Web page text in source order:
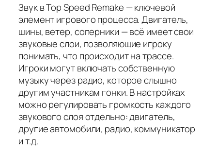
Звук в Top Speed Remake — ключевой
элемент игрового процесса. Двигатель,
шины, ветер, соперники — всё имеет свои
звуковые слои, позволяющие игроку
понимать, что происходит на трассе.
Игроки могут включать собственную
музыку через радио, которое слышно
другим участникам гонки. В настройках
можно регулировать громкость каждого
звукового слоя отдельно: двигатель,
другие автомобили, радио, коммуникатор
и т.д.